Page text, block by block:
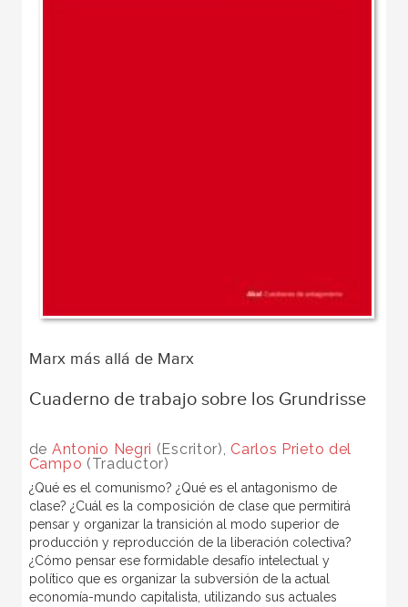
Marx más allá de Marx
Cuaderno de trabajo sobre los Grundrisse
de Antonio Negri (Escritor), Carlos Prieto del
Campo (Traductor)
¿Qué es el comunismo? ¿Qué es el antagonismo de
clase? ¿Cuál es la composición de clase que permitirá
pensar y organizar la transición al modo superior de
producción y reproducción de la liberación colectiva?
¿Cómo pensar ese formidable desafío intelectual y
político que es organizar la subversión de la actual
economía-mundo capitalista, utilizando sus actuales